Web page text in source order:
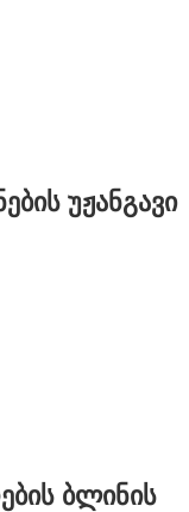
უჟანგავი
ბლინის